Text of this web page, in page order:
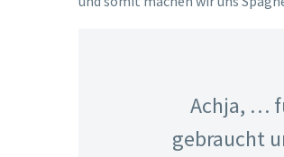
Danach gingen wir den
ließ eine Flosse locker an der